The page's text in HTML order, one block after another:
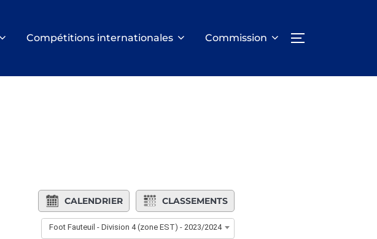
Compétitions internationales Commission PERMUTER
CALENDRIER CLASSEMENTS
Foot Fauteuil - Division 4 (zone EST) - 2023/2024